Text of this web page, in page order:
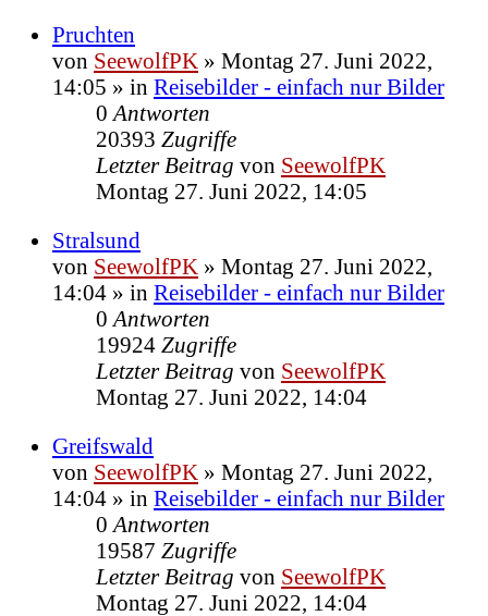
Pruchten
von SeewolfPK » Montag 27. Juni 2022,
14:05 » in Reisebilder - einfach nur Bilder
0 Antworten
20393 Zugriffe
Letzter Beitrag von SeewolfPK
Montag 27. Juni 2022, 14:05
Stralsund
von SeewolfPK » Montag 27. Juni 2022,
14:04 » in Reisebilder - einfach nur Bilder
0 Antworten
19924 Zugriffe
Letzter Beitrag von SeewolfPK
Montag 27. Juni 2022, 14:04
Greifswald
von SeewolfPK » Montag 27. Juni 2022,
14:04 » in Reisebilder - einfach nur Bilder
0 Antworten
19587 Zugriffe
Letzter Beitrag von SeewolfPK
Montag 27. Juni 2022, 14:04